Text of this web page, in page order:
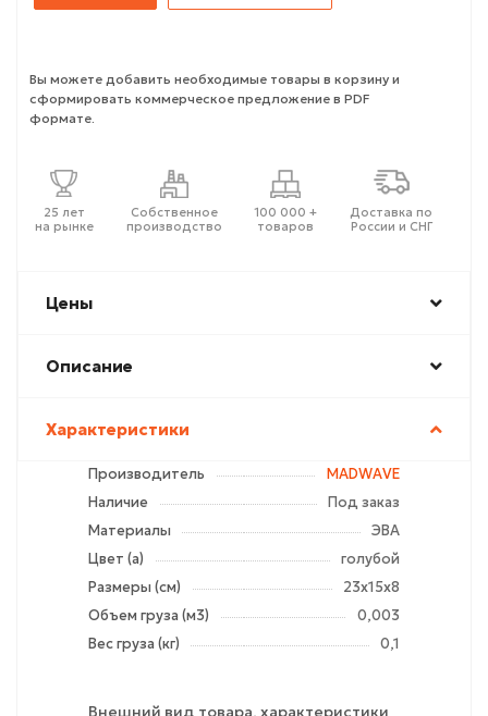
Вы можете добавить необходимые товары в корзину и
сформировать коммерческое предложение в PDF
формате.
25 лет
на рынке
Собственное
производство
100 000 +
товаров
Доставка по
России и СНГ
Цены
Описание
Характеристики
Производитель
MADWAVE
Наличие
Под заказ
Материалы
ЭВА
Цвет (а)
голубой
Размеры (см)
23х15х8
Объем груза (м3)
0,003
Вес груза (кг)
0,1
Внешний вид товара, характеристики